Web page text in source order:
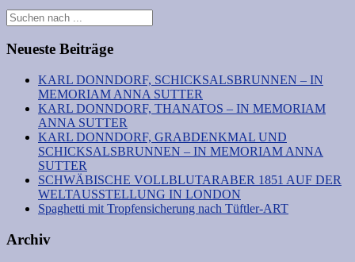
Neueste Beiträge
KARL DONNDORF, SCHICKSALSBRUNNEN – IN
MEMORIAM ANNA SUTTER
KARL DONNDORF, THANATOS – IN MEMORIAM
ANNA SUTTER
KARL DONNDORF, GRABDENKMAL UND
SCHICKSALSBRUNNEN – IN MEMORIAM ANNA
SUTTER
SCHWÄBISCHE VOLLBLUTARABER 1851 AUF DER
WELTAUSSTELLUNG IN LONDON
Spaghetti mit Tropfensicherung nach Tüftler-ART
Archiv